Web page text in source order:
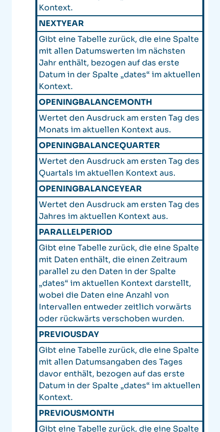
Kontext.
NEXTYEAR
Gibt eine Tabelle zurück, die eine Spalte
mit allen Datumswerten im nächsten
Jahr enthält, bezogen auf das erste
Datum in der Spalte „dates“ im aktuellen
Kontext.
OPENINGBALANCEMONTH
Wertet den Ausdruck am ersten Tag des
Monats im aktuellen Kontext aus.
OPENINGBALANCEQUARTER
Wertet den Ausdruck am ersten Tag des
Quartals im aktuellen Kontext aus.
OPENINGBALANCEYEAR
Wertet den Ausdruck am ersten Tag des
Jahres im aktuellen Kontext aus.
PARALLELPERIOD
Gibt eine Tabelle zurück, die eine Spalte
mit Daten enthält, die einen Zeitraum
parallel zu den Daten in der Spalte
„dates“ im aktuellen Kontext darstellt,
wobei die Daten eine Anzahl von
Intervallen entweder zeitlich vorwärts
oder rückwärts verschoben wurden.
PREVIOUSDAY
Gibt eine Tabelle zurück, die eine Spalte
mit allen Datumsangaben des Tages
davor enthält, bezogen auf das erste
Datum in der Spalte „dates“ im aktuellen
Kontext.
PREVIOUSMONTH
Gibt eine Tabelle zurück, die eine Spalte